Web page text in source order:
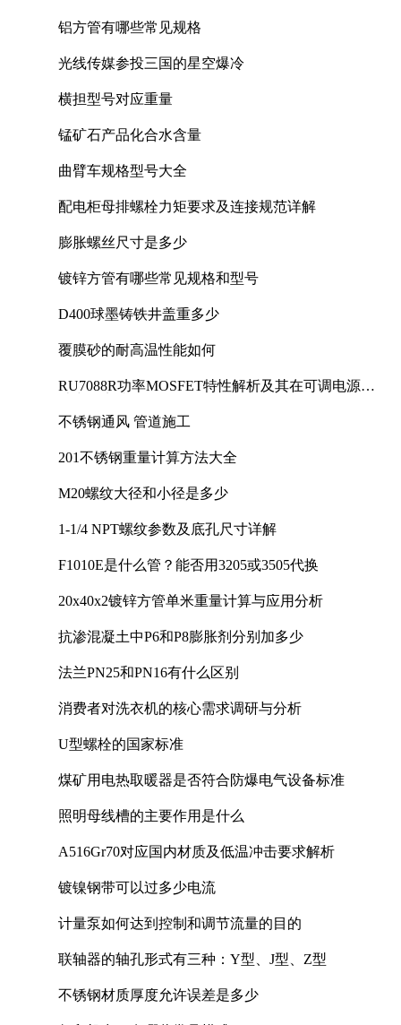
铝方管有哪些常见规格
光线传媒参投三国的星空爆冷
横担型号对应重量
锰矿石产品化合水含量
曲臂车规格型号大全
配电柜母排螺栓力矩要求及连接规范详解
膨胀螺丝尺寸是多少
镀锌方管有哪些常见规格和型号
D400球墨铸铁井盖重多少
覆膜砂的耐高温性能如何
RU7088R功率MOSFET特性解析及其在可调电源设
不锈钢通风 管道施工
201不锈钢重量计算方法大全
M20螺纹大径和小径是多少
1-1/4 NPT螺纹参数及底孔尺寸详解
F1010E是什么管？能否用3205或3505代换
20x40x2镀锌方管单米重量计算与应用分析
抗渗混凝土中P6和P8膨胀剂分别加多少
法兰PN25和PN16有什么区别
消费者对洗衣机的核心需求调研与分析
U型螺栓的国家标准
煤矿用电热取暖器是否符合防爆电气设备标准
照明母线槽的主要作用是什么
A516Gr70对应国内材质及低温冲击要求解析
镀镍钢带可以过多少电流
计量泵如何达到控制和调节流量的目的
联轴器的轴孔形式有三种：Y型、J型、Z型
不锈钢材质厚度允许误差是多少